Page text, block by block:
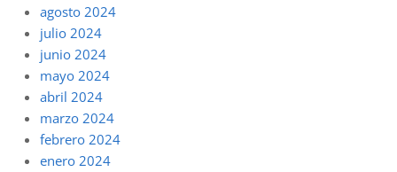
agosto 2024
julio 2024
junio 2024
mayo 2024
abril 2024
marzo 2024
febrero 2024
enero 2024